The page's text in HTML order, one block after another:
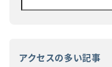
アクセスの多い記事